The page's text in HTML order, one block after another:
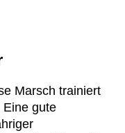
Marsch trainiert
Eine gute